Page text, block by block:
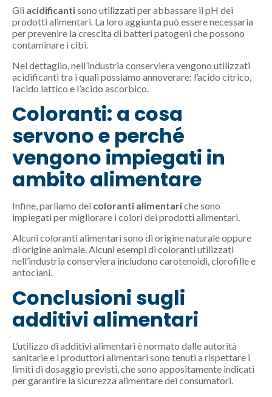
Gli acidificantisono utilizzati per abbassare il pH dei
prodotti alimentari. La loro aggiunta può essere necessaria
per prevenire la crescita di batteri patogeni che possono
contaminare i cibi.
Nel dettaglio, nell’industria conserviera vengono utilizzati
acidificanti tra i quali possiamo annoverare: l’acido citrico,
l’acido lattico e l’acido ascorbico.
Coloranti: a cosa
servono e perché
vengono impiegati in
ambito alimentare
Infine, parliamo dei coloranti alimentariche sono
impiegati per migliorare i colori dei prodotti alimentari.
Alcuni coloranti alimentari sono di origine naturale oppure
di origine animale. Alcuni esempi di coloranti utilizzati
nell’industria conserviera includono carotenoidi, clorofille e
antociani.
Conclusioni sugli
additivi alimentari
L’utilizzo di additivi alimentari è normato dalle autorità
sanitarie e i produttori alimentari sono tenuti a rispettare i
limiti di dosaggio previsti, che sono appositamente indicati
per garantire la sicurezza alimentare dei consumatori.